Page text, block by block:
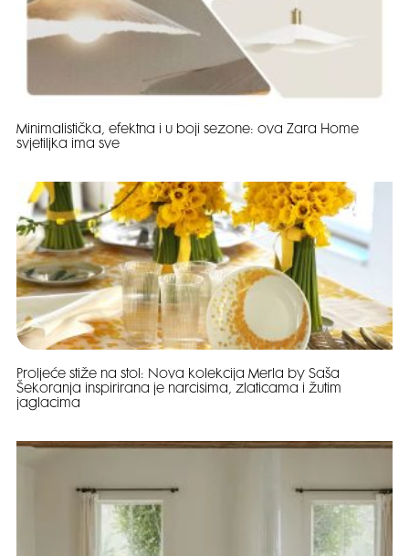
Minimalistička, efektna i u boji sezone: ova Zara Home
svjetiljka ima sve
Proljeće stiže na stol: Nova kolekcija Merla by Saša
Šekoranja inspirirana je narcisima, zlaticama i žutim
jaglacima